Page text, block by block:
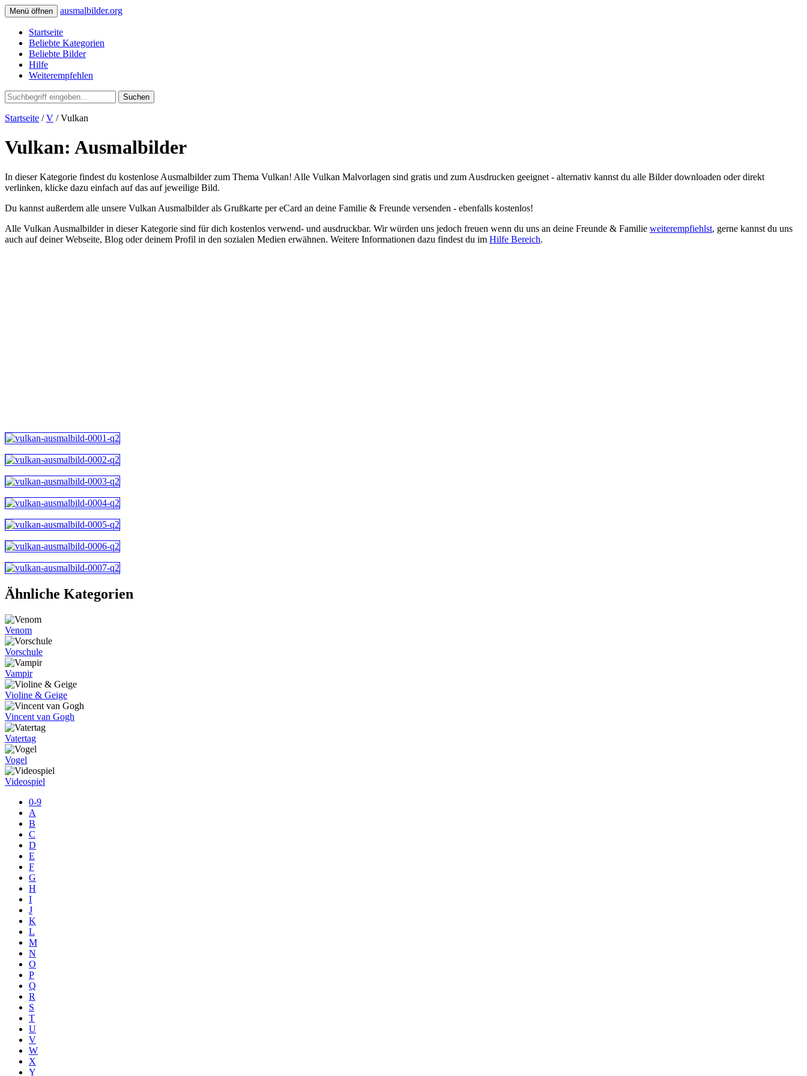
Menü öffnen ausmalbilder.org
Startseite
Beliebte Kategorien
Beliebte Bilder
Hilfe
Weiterempfehlen
Suchen
Startseite /V / Vulkan
Vulkan: Ausmalbilder
In dieser Kategorie findest du kostenlose Ausmalbilder zum Thema Vulkan! Alle Vulkan Malvorlagen sind gratis und zum Ausdrucken geeignet - alternativ kannst du alle Bilder downloaden oder direkt
verlinken, klicke dazu einfach auf das auf jeweilige Bild.
Du kannst außerdem alle unsere Vulkan Ausmalbilder als Grußkarte per eCard an deine Familie & Freunde versenden - ebenfalls kostenlos!
Alle Vulkan Ausmalbilder in dieser Kategorie sind für dich kostenlos verwend- und ausdruckbar. Wir würden uns jedoch freuen wenn du uns an deine Freunde & Familie weiterempfiehlst, gerne kannst du uns
auch auf deiner Webseite, Blog oder deinem Profil in den sozialen Medien erwähnen. Weitere Informationen dazu findest du im Hilfe Bereich.
Ähnliche Kategorien
Venom
Vorschule
Vampir
Violine & Geige
Vincent van Gogh
Vatertag
Vogel
Videospiel
0-9
A
B
C
D
E
F
G
H
I
J
K
L
M
N
O
P
Q
R
S
T
U
V
W
X
Y